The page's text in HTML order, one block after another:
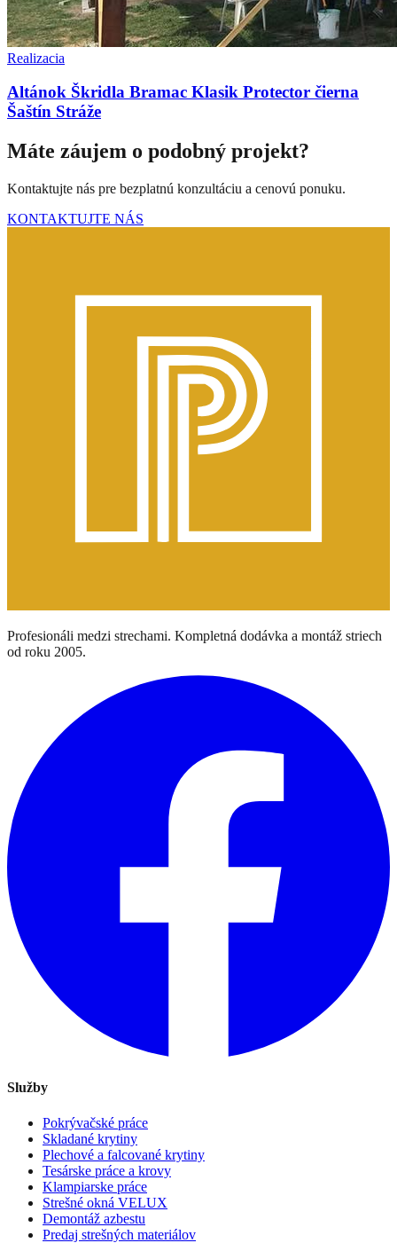
Realizacia
Altánok Škridla Bramac Klasik Protector čierna
Šaštín Stráže
Máte záujem o podobný projekt?
Kontaktujte nás pre bezplatnú konzultáciu a cenovú ponuku.
KONTAKTUJTE NÁS
Profesionáli medzi strechami. Kompletná dodávka a montáž striech
od roku 2005.
Služby
Pokrývačské práce
Skladané krytiny
Plechové a falcované krytiny
Tesárske práce a krovy
Klampiarske práce
Strešné okná VELUX
Demontáž azbestu
Predaj strešných materiálov